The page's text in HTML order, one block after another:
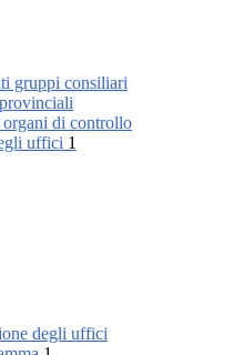
gruppi consiliari
di controllo
uffici 1
degli uffici